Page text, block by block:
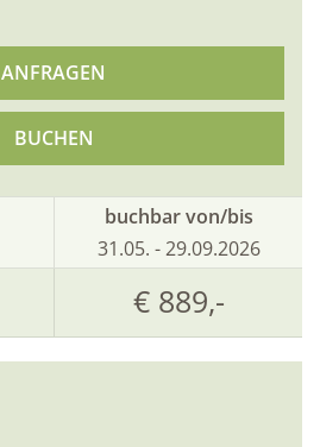
ANFRAGEN
BUCHEN
buchbar von/bis
31.05. - 29.09.2026
€ 889,-